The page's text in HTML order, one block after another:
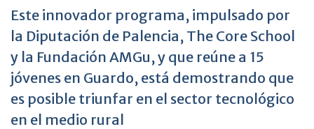
Este innovador programa, impulsado por
la Diputación de Palencia, The Core School
y la Fundación AMGu, y que reúne a 15
jóvenes en Guardo, está demostrando que
es posible triunfar en el sector tecnológico
en el medio rural